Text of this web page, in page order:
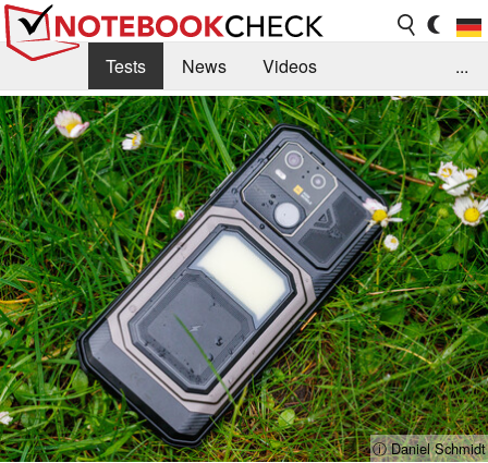
Tests News
Videos
Benchmarks & Tech
Externe Tests
Kaufberatung
Deals Suche
Jobs
Forum
...
ⓘ Daniel Schmidt